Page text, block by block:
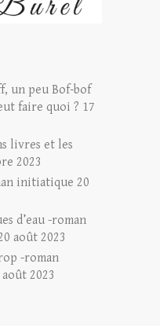
un peu Bof-bof
faire quoi ? 17
livres et les
2023
initiatique 20
d’eau -roman
août 2023
-roman
2023